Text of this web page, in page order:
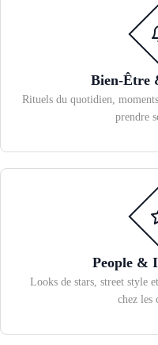
Bien-Être
Rituels du quotidien,
prendre
People &
Looks de stars, street style
chez les